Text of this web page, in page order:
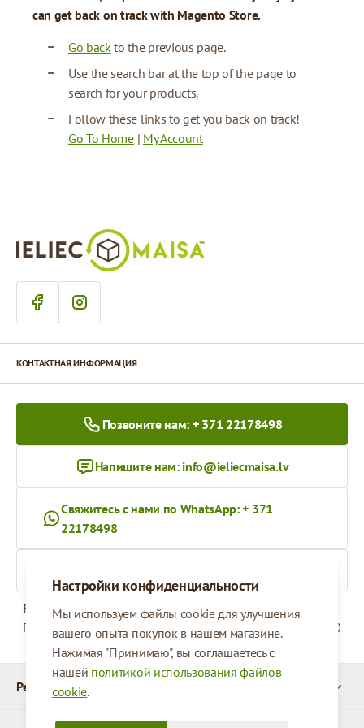
can get back on track with Magento Store.
Go back to the previous page.
Use the search bar at the top of the page to
search for your products.
Follow these links to get you back on track!
Go To Home | My Account
Настройки конфиденциальности
Мы используем файлы cookie для улучшения
вашего опыта покупок в нашем магазине.
Нажимая "Принимаю", вы соглашаетесь с
нашей политикой использования файлов
cookie.
Реквизиты
КОНТАКТНАЯ ИНФОРМАЦИЯ
Позвоните нам: + 371 22178498
Напишите нам: info@ieliecmaisa.lv
Свяжитесь с нами по WhatsApp: + 371
22178498
Рабочее время
Понедельник - Пятница
09:00 - 17:00